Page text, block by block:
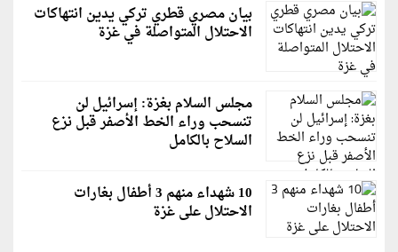
بيان مصري قطري تركي يدين انتهاكات
الاحتلال المتواصلة في غزة
مجلس السلام بغزة: إسرائيل لن
تنسحب وراء الخط الأصفر قبل نزع
السلاح بالكامل
10 شهداء منهم 3 أطفال بغارات
الاحتلال على غزة